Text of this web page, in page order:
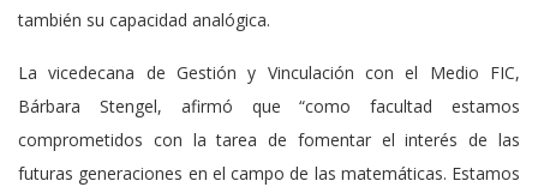
también su capacidad analógica.
La vicedecana de Gestión y Vinculación con el Medio FIC,
Bárbara Stengel, afirmó que “como facultad estamos
comprometidos con la tarea de fomentar el interés de las
futuras generaciones en el campo de las matemáticas. Estamos